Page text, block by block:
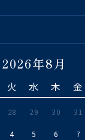
2026年8月
火 水 木 金
28 29 30 31
4 5 6 7